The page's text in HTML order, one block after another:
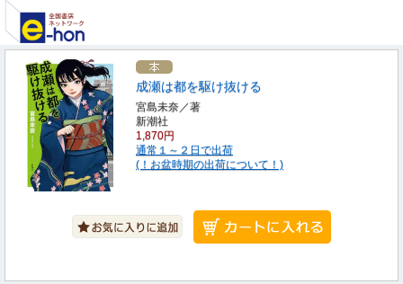
成瀬は都を駆け抜ける
宮島未奈／著
新潮社
1,870円
通常１～２日で出荷
(！お盆時期の出荷について！)